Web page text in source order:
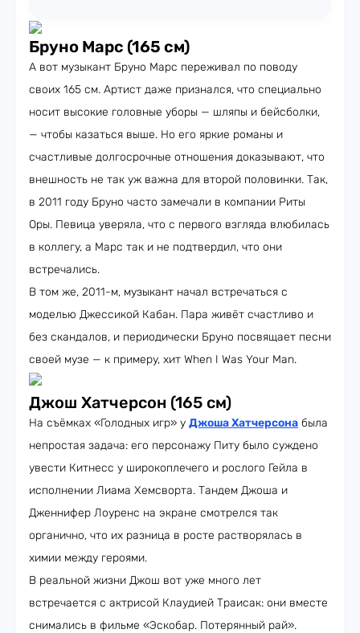
Бруно Марс (165 см)
А вот музыкант Бруно Марс переживал по поводу
своих 165 см. Артист даже признался, что специально
носит выcокие головные уборы — шляпы и бейсболки,
— чтобы казаться выше. Но его яркие романы и
счастливые долгосрочные отношения доказывают, что
внешность не так уж важна для второй половинки. Так,
в 2011 году Бруно часто замечали в компании Риты
Оры. Певица уверяла, что с первого взгляда влюбилась
в коллегу, а Марс так и не подтвердил, что они
встречались.
В том же, 2011-м, музыкант начал встречаться с
моделью Джессикой Кабан. Пара живёт счастливо и
без скандалов, и периодически Бруно посвящает песни
своей музе — к примеру, хит When I Was Your Man.
Джош Хатчерсон (165 см)
На съёмках «Голодных игр» у Джоша Хатчерсона была
непростая задача: его персонажу Питу было суждено
увести Китнесс у широкоплечего и рослого Гейла в
исполнении Лиама Хемсворта. Тандем Джоша и
Дженнифер Лоуренс на экране смотрелся так
органично, что их разница в росте растворялась в
химии между героями.
В реальной жизни Джош вот уже много лет
встречается с актрисой Клаудией Траисак: они вместе
снимались в фильме «Эскобар. Потерянный рай».